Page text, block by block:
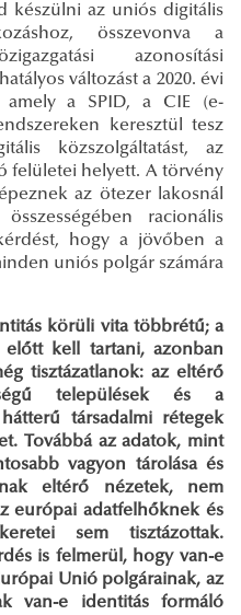
készülni az uniós digitális
összevonva a
azonosítási
változást a 2020. évi
amely a SPID, a CIE (e-
keresztül tesz
közszolgáltatást, az
felületei helyett. A törvény
az ötezer lakosnál
racionális
hogy a jövőben a
uniós polgár számára
körüli vita többrétű; a
előtt kell tartani, azonban
tisztázatlanok: az eltérő
települések és a
társadalmi rétegek
Továbbá az adatok, mint
vagyon tárolása és
eltérő nézetek, nem
európai adatfelhőknek és
sem tisztázottak.
is felmerül, hogy van-e
Unió polgárainak, az
van-e identitás formáló